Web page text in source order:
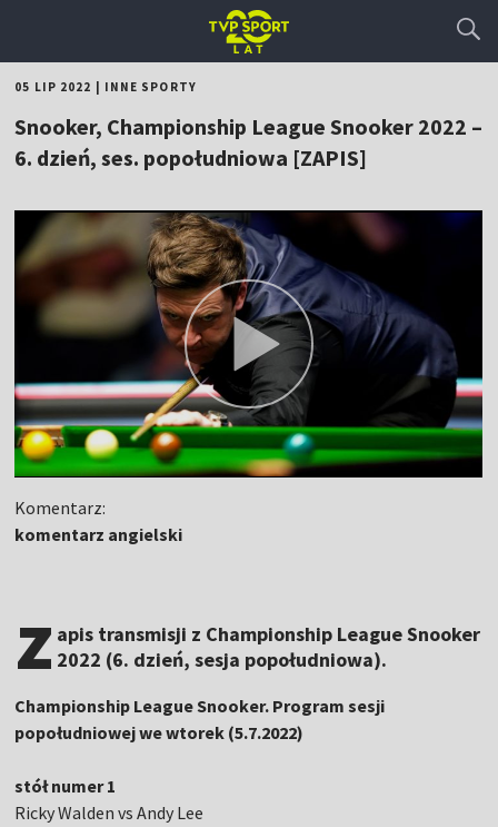
05 LIP 2022 INNE SPORTY
Snooker, Championship League Snooker 2022 –
6. dzień, ses. popołudniowa [ZAPIS]
Komentarz:
komentarz angielski
z apis transmisji z Championship League Snooker
2022 (6. dzień, sesja popołudniowa).
Championship League Snooker. Program sesji
popołudniowej we wtorek (5.7.2022)
stół numer 1
Ricky Walden vs Andy Lee